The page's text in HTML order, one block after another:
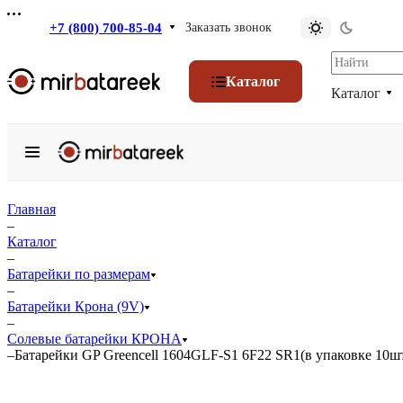
+7 (800) 700-85-04 Заказать звонок
Каталог
Каталог
Главная
–
Каталог
–
Батарейки по размерам
–
Батарейки Крона (9V)
–
Солевые батарейки КРОНА
–Батарейки GP Greencell 1604GLF-S1 6F22 SR1(в упаковке